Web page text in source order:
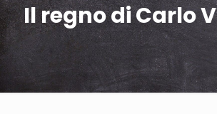
Il regno di Carlo V